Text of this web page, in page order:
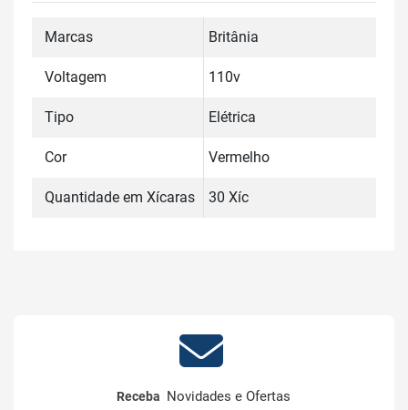
Marcas Britânia
Voltagem 110v
Tipo Elétrica
Cor Vermelho
Quantidade em Xícaras 30 Xíc
Receba Novidades e Ofertas